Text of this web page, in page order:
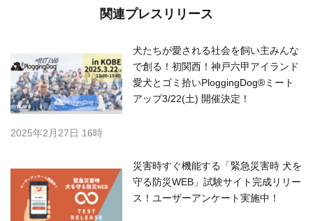
関連プレスリリース
犬たちが愛される社会を飼い主みんな
で創る！初関西！神戸六甲アイランド
愛犬とゴミ拾いPloggingDog®︎ミート
アップ3/22(土) 開催決定！
2025年2月27日 16時
災害時すぐ機能する「緊急災害時 犬を
守る防災WEB」試験サイト完成リリー
ス！ユーザーアンケート実施中！